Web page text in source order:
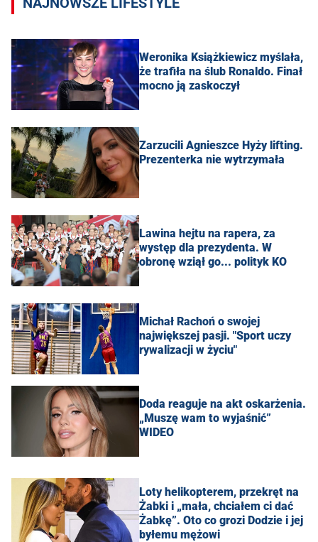
Weronika Książkiewicz myślała,
że trafiła na ślub Ronaldo. Finał
mocno ją zaskoczył
Zarzucili Agnieszce Hyży lifting.
Prezenterka nie wytrzymała
Lawina hejtu na rapera, za
występ dla prezydenta. W
obronę wziął go... polityk KO
Michał Rachoń o swojej
największej pasji. "Sport uczy
rywalizacji w życiu"
Doda reaguje na akt oskarżenia.
„Muszę wam to wyjaśnić”
WIDEO
Loty helikopterem, przekręt na
Żabki i „mała, chciałem ci dać
Żabkę”. Oto co grozi Dodzie i jej
byłemu mężowi